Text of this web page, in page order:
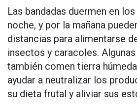
Las bandadas duermen en
noche, y por la mañana
distancias para alimentarse
insectos y caracoles.
también comen tierra
ayudar a neutralizar los
su dieta frutal y aliviar sus